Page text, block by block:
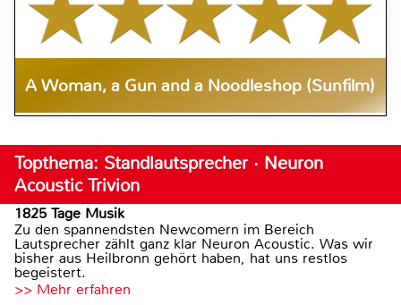
A Woman, a Gun and a Noodleshop (Sunfilm)
Topthema: Standlautsprecher · Neuron
Acoustic Trivion
1825 Tage Musik
Zu den spannendsten Newcomern im Bereich
Lautsprecher zählt ganz klar Neuron Acoustic. Was wir
bisher aus Heilbronn gehört haben, hat uns restlos
begeistert.
>> Mehr erfahren